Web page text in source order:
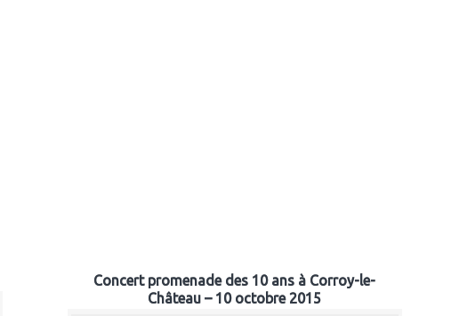
Concert promenade des 10 ans à Corroy-le-
Château – 10 octobre 2015